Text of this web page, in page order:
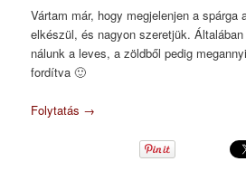
Vártam már, hogy megjelenjen a spárga
elkészül, és nagyon szeretjük.
nálunk a leves, a zöldből pedig
fordítva 🙂
Folytatás →